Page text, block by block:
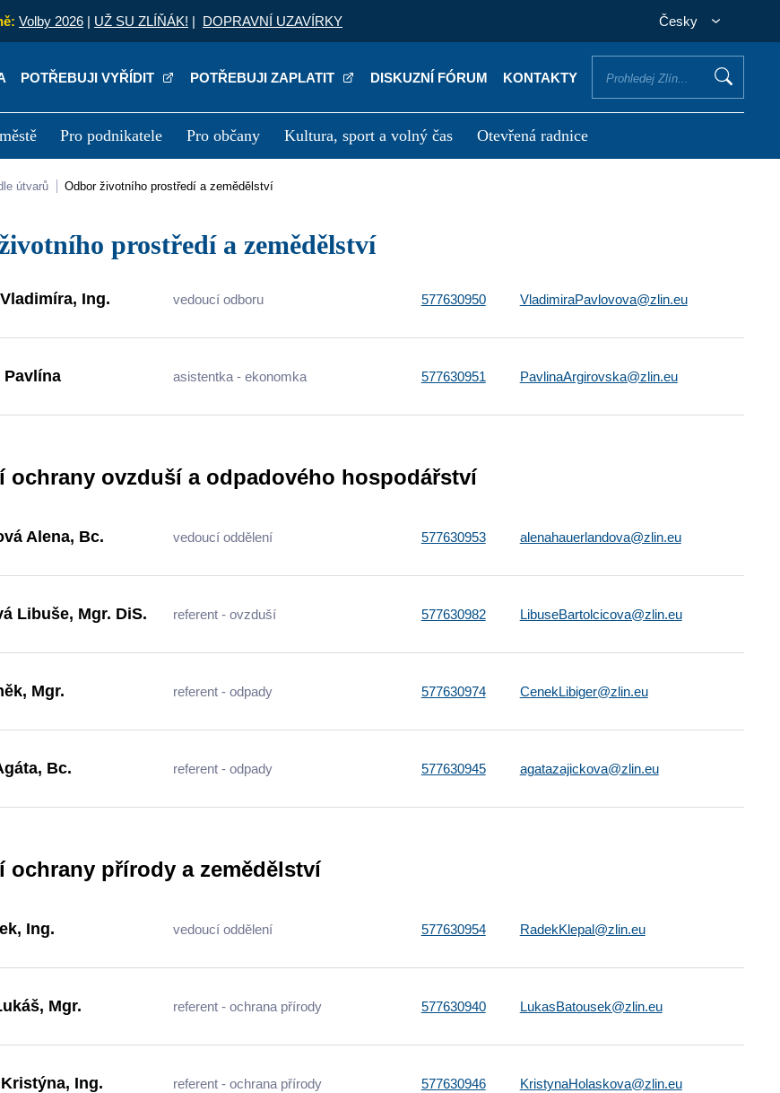
Volby 2026 | UŽ SU ZLÍŇÁK! | DOPRAVNÍ UZAVÍRKY Česky
POTŘEBUJI VYŘÍDIT POTŘEBUJI ZAPLATIT DISKUZNÍ FÓRUM KONTAKTY
Pro podnikatele Pro občany Kultura, sport a volný čas Otevřená radnice
Kariéra
útvarů Odbor životního prostředí a zemědělství
životního prostředí a zemědělství
Ing. vedoucí odboru 577630950 VladimiraPavlovova@zlin.eu
asistentka - ekonomka 577630951 PavlinaArgirovska@zlin.eu
ochrany ovzduší a odpadového hospodářství
Alena, Bc. vedoucí oddělení 577630953 alenahauerlandova@zlin.eu
Libuše, Mgr. DiS. referent - ovzduší 577630982 LibuseBartolcicova@zlin.eu
Mgr. referent - odpady 577630974 CenekLibiger@zlin.eu
Bc. referent - odpady 577630945 agatazajickova@zlin.eu
ochrany přírody a zemědělství
Ing. vedoucí oddělení 577630954 RadekKlepal@zlin.eu
Mgr. referent - ochrana přírody 577630940 LukasBatousek@zlin.eu
Ing. referent - ochrana přírody 577630946 KristynaHolaskova@zlin.eu